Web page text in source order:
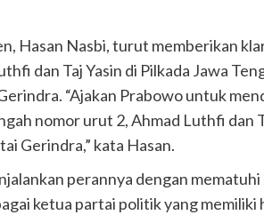
Hasan Nasbi, turut memberikan
dan Taj Yasin di Pilkada Jawa
“Ajakan Prabowo untuk
nomor urut 2, Ahmad Luthfi dan
Gerindra,” kata Hasan.
perannya dengan mematuhi
ketua partai politik yang memiliki